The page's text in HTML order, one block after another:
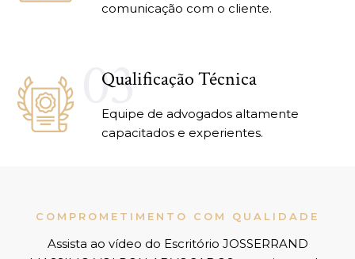
comunicação com o cliente.
03
Qualificação Técnica
Equipe de advogados altamente
capacitados e experientes.
COMPROMETIMENTO COM QUALIDADE
Assista ao vídeo do Escritório JOSSERRAND